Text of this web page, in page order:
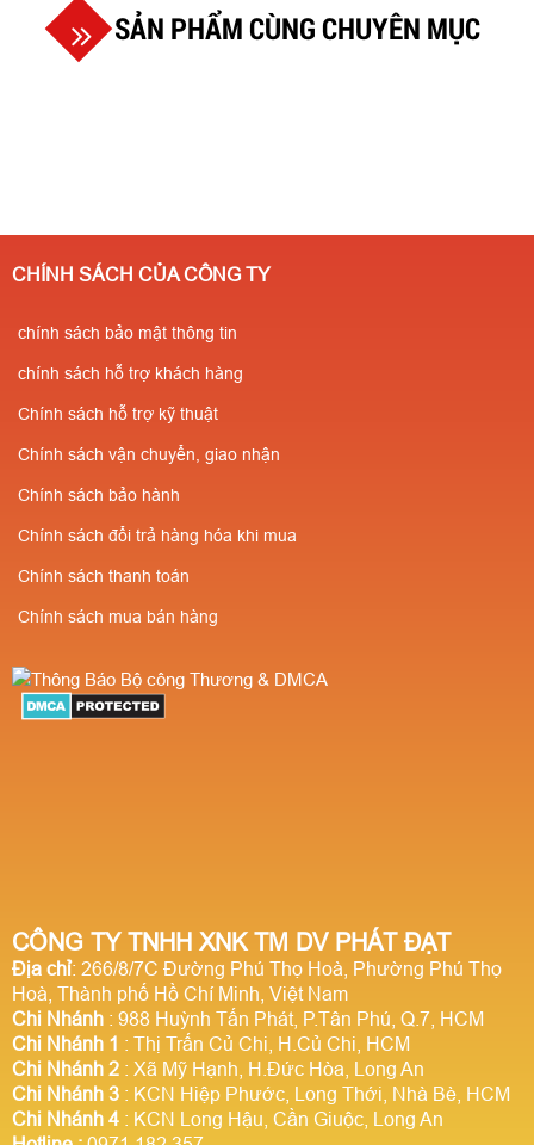
SẢN PHẨM CÙNG CHUYÊN MỤC
CÔNG TY TNHH XNK TM DV PHÁT ĐẠT
Địa chỉ: 266/8/7C Đường Phú Thọ Hoà, Phường Phú Thọ
Hoà, Thành phố Hồ Chí Minh, Việt Nam
Chi Nhánh : 988 Huỳnh Tấn Phát, P.Tân Phú, Q.7, HCM
Chi Nhánh 1 : Thị Trấn Củ Chi, H.Củ Chi, HCM
Chi Nhánh 2 : Xã Mỹ Hạnh, H.Đức Hòa, Long An
Chi Nhánh 3 : KCN Hiệp Phước, Long Thới, Nhà Bè, HCM
Chi Nhánh 4 : KCN Long Hậu, Cần Giuộc, Long An
CHÍNH SÁCH CỦA CÔNG TY
chính sách bảo mật thông tin
chính sách hỗ trợ khách hàng
Chính sách hỗ trợ kỹ thuật
Chính sách vận chuyển, giao nhận
Chính sách bảo hành
Chính sách đổi trả hàng hóa khi mua
Chính sách thanh toán
Chính sách mua bán hàng